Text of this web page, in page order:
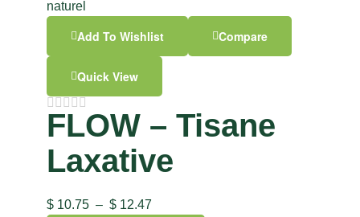
Add To Wishlist Compare
Quick View
FLOW – Tisane
Laxative
$ 10.75 – $ 12.47